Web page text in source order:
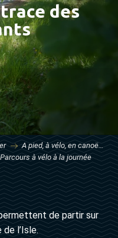
des
A pied, à vélo, en canoë…
Parcours à vélo à la journée
de partir sur
l’Isle.